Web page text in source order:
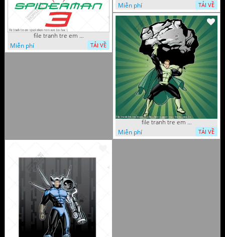
file tranh tre em nguoi nhen mam non tieu hoc 1
Miễn phí
TẢI VỀ
Miễn phí
TẢI VỀ
file tranh tre em mam non tieu hoc supper man toi thuong 35
Miễn phí
TẢI VỀ